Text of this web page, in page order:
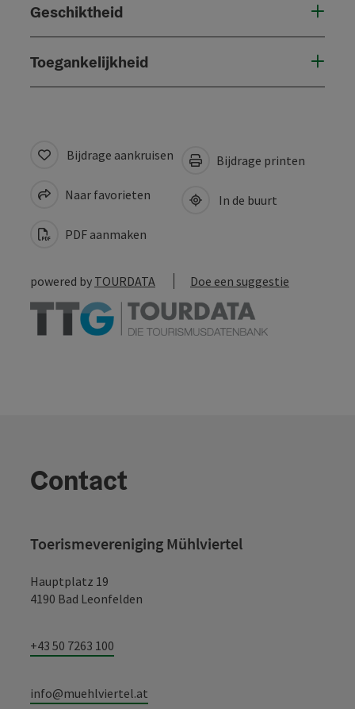
Geschiktheid
Toegankelijkheid
Bijdrage aankruisen
Naar favorieten
PDF aanmaken
Bijdrage printen
In de buurt
powered by TOURDATA Doe een suggestie
Contact
Toerismevereniging Mühlviertel
Hauptplatz 19
4190 Bad Leonfelden
+43 50 7263 100
info@muehlviertel.at